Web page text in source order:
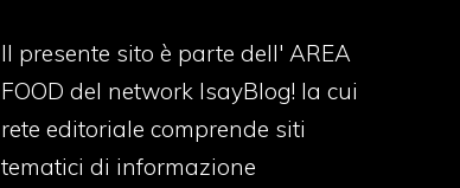
Il presente sito è parte dell' AREA
FOOD del network IsayBlog! la cui
rete editoriale comprende siti
tematici di informazione